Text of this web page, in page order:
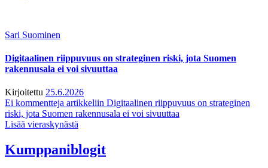
Sari Suominen
Digitaalinen riippuvuus on strateginen riski, jota Suomen
rakennusala ei voi sivuuttaa
Kirjoitettu 25.6.2026
Ei kommentteja artikkeliin Digitaalinen riippuvuus on strateginen
riski, jota Suomen rakennusala ei voi sivuuttaa
Lisää vieraskynästä
Kumppaniblogit